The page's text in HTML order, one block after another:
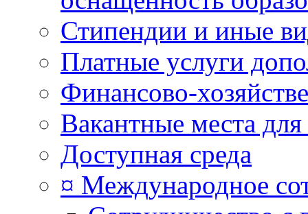
Стипендии и иные
Платные услуги
Финансово-
Вакантные места для
Доступная среда
¤ Международное